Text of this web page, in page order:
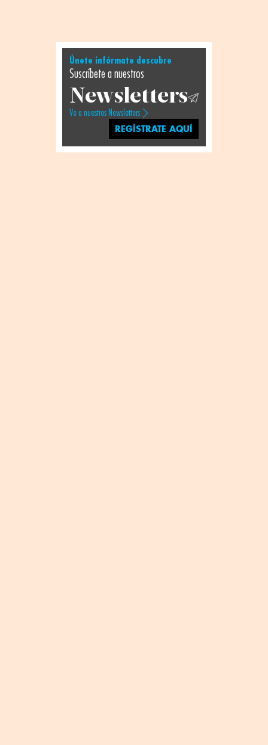
Únete infórmate descubre
Suscríbete a nuestros
Newsletters
Ve a nuestros Newsletters
REGÍSTRATE AQUÍ